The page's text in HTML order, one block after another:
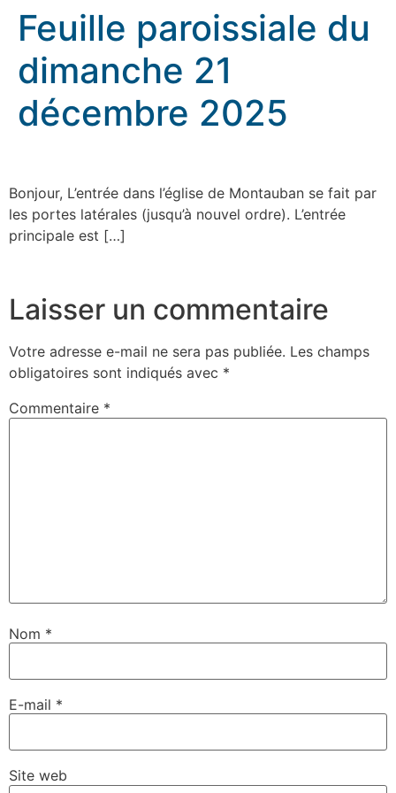
Feuille paroissiale du
dimanche 21
décembre 2025
Bonjour, L’entrée dans l’église de Montauban se fait par
les portes latérales (jusqu’à nouvel ordre). L’entrée
principale est […]
Laisser un commentaire
Votre adresse e-mail ne sera pas publiée. Les champs
obligatoires sont indiqués avec *
Commentaire *
Nom *
E-mail *
Site web